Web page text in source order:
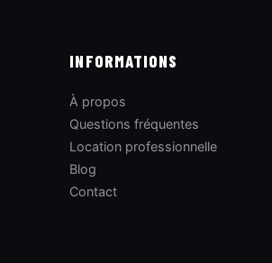
INFORMATIONS
À propos
Questions fréquentes
Location professionnelle
Blog
Contact